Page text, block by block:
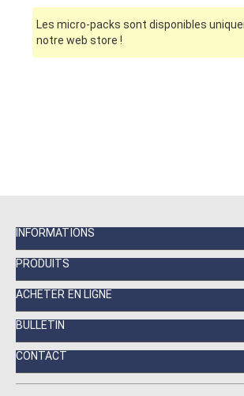
Les micro-packs sont disponibles
notre web store !
INFORMATIONS
PRODUITS
ACHETER EN LIGNE
BULLETIN
CONTACT